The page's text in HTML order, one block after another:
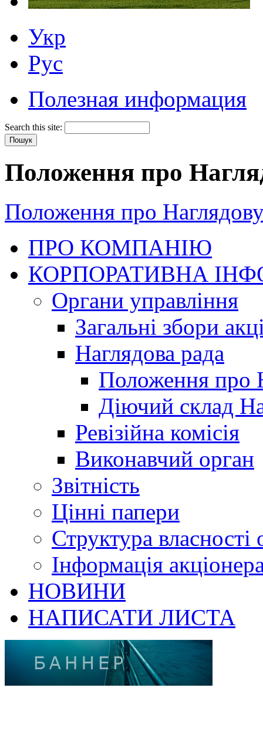
Укр
Рус
Полезная информация
Search this site:
Положення про
Положення про
ПРО КОМПАНІЮ
КОРПОРАТИВНА
Органи управління
Загальні збори
Наглядова рада
Положення про
Діючий склад
Ревізійна комісія
Виконавчий орган
Звітність
Цінні папери
Структура власності
Інформація
НОВИНИ
НАПИСАТИ ЛИСТА